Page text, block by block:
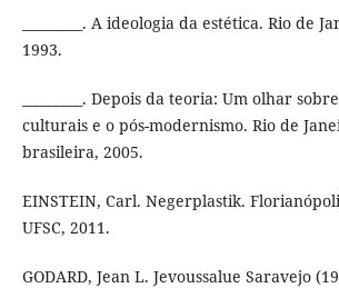
_________. A ideologia da estética. Rio de
1993.
_________. Depois da teoria: Um olhar
culturais e o pós-modernismo. Rio de
brasileira, 2005.
EINSTEIN, Carl. Negerplastik.
UFSC, 2011.
GODARD, Jean L. Jevoussalue Saravejo